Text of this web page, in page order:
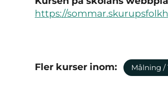
https://
Fler kurser inom: Målning /